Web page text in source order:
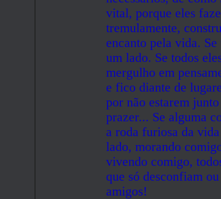
vital, porque eles
tremulamente,
encanto pela vida.
um lado. Se todos
mergulho em
e fico diante de
por não estarem
prazer... Se alguma
a roda furiosa da
lado, morando
vivendo comigo,
que só desconfiam
amigos!